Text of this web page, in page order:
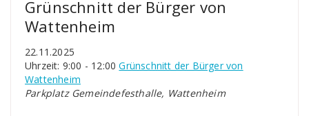
Grünschnitt der Bürger von
Wattenheim
22.11.2025
Uhrzeit: 9:00 - 12:00Grünschnitt der Bürger von
Wattenheim
Parkplatz Gemeindefesthalle, Wattenheim